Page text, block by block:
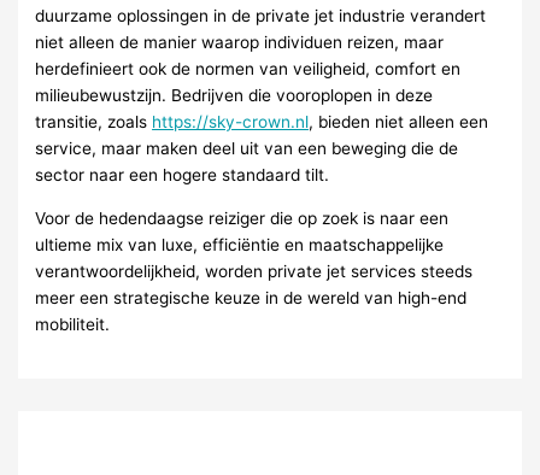
duurzame oplossingen in de private jet industrie verandert
niet alleen de manier waarop individuen reizen, maar
herdefinieert ook de normen van veiligheid, comfort en
milieubewustzijn. Bedrijven die vooroplopen in deze
transitie, zoals https://sky-crown.nl, bieden niet alleen een
service, maar maken deel uit van een beweging die de
sector naar een hogere standaard tilt.
Voor de hedendaagse reiziger die op zoek is naar een
ultieme mix van luxe, efficiëntie en maatschappelijke
verantwoordelijkheid, worden private jet services steeds
meer een strategische keuze in de wereld van high-end
mobiliteit.